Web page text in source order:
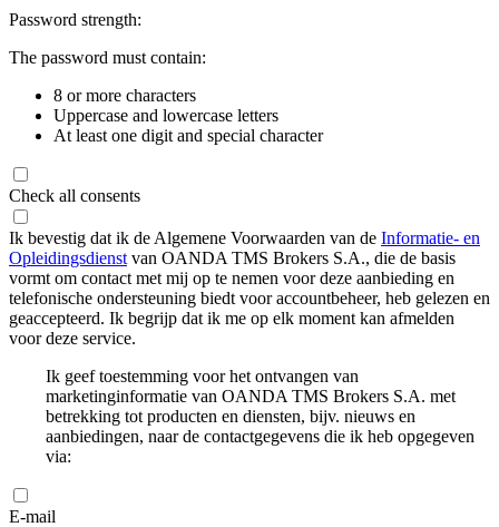
Password strength:
The password must contain:
8 or more characters
Uppercase and lowercase letters
At least one digit and special character
Check all consents
Ik bevestig dat ik de Algemene Voorwaarden van de Informatie- en
Opleidingsdienst van OANDA TMS Brokers S.A., die de basis
vormt om contact met mij op te nemen voor deze aanbieding en
telefonische ondersteuning biedt voor accountbeheer, heb gelezen en
geaccepteerd. Ik begrijp dat ik me op elk moment kan afmelden
voor deze service.
Ik geef toestemming voor het ontvangen van
marketinginformatie van OANDA TMS Brokers S.A. met
betrekking tot producten en diensten, bijv. nieuws en
aanbiedingen, naar de contactgegevens die ik heb opgegeven
via:
E-mail